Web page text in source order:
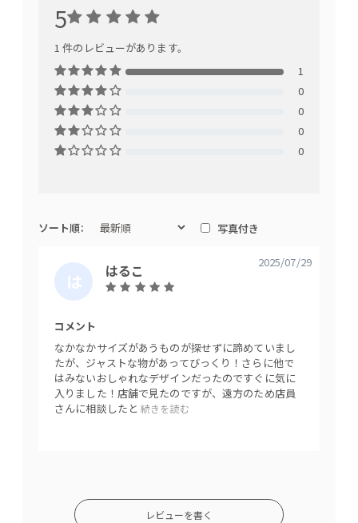
1. 機能もデザインも妥協しない 男前
モダンデザイン
オススメポイントの1つであるデザインの秘密、そ
れはステンレストップとウォールナットの異素材
MIXです。あえてクールな印象のステンレス（シル
リッシュなデザインにご用意しました。
最大の特徴であるステンレスカウンターは、シンク
やカトラリーなどステンレスのものが多くあるキッ
チンアイテムとの相性もよく、空間全体に統一感が
生まれます。また、油汚れなどのキッチンの汚れに
も強いので、清潔に保てる実用的な側面も備えてい
ます。
さらに、ステンレスは耐熱性や耐水性にも優れてい
理を楽しんでいただけます。
5
1 件のレビューがあります。
1
0
0
0
0
ソート順: 写真付き
は
る
こ
はるこ 2025/07/29
コメント
なかなかサイズがあうものが探せずに諦めていまし
たが、ジャストな物があってびっくり！さらに他で
はみないおしゃれなデザインだったのですぐに気に
入りました！店舗で見たのですが、遠方のため店員
さんに相談したと続きを読む
レビューを書く